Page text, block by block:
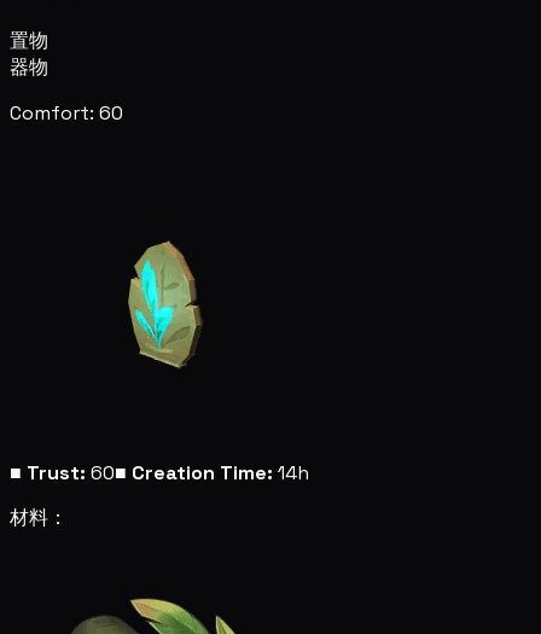
置物
器物
Comfort: 60
■ Trust: 60■ Creation Time: 14h
材料：